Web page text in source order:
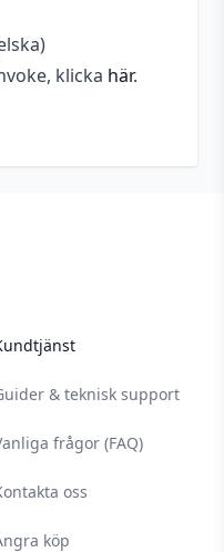
klicka här.
& teknisk support
frågor (FAQ)
oss
köp